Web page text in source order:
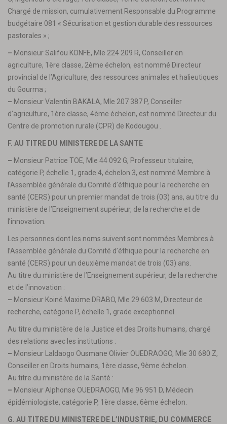
Chargé de mission, cumulativement Responsable du Programme
budgétaire 081 « Sécurisation et gestion durable des ressources
pastorales » ;
– Monsieur Salifou KONFE, Mle 224 209 R, Conseiller en
agriculture, 1ère classe, 2ème échelon, est nommé Directeur
provincial de l’Agriculture, des ressources animales et halieutiques
du Gourma ;
– Monsieur Valentin BAKALA, Mle 207 387 P, Conseiller
d’agriculture, 1ère classe, 4ème échelon, est nommé Directeur du
Centre de promotion rurale (CPR) de Kodougou .
F. AU TITRE DU MINISTERE DE LA SANTE
– Monsieur Patrice TOE, Mle 44 092 G, Professeur titulaire,
catégorie P, échelle 1, grade 4, échelon 3, est nommé Membre à
l’Assemblée générale du Comité d’éthique pour la recherche en
santé (CERS) pour un premier mandat de trois (03) ans, au titre du
ministère de l’Enseignement supérieur, de la recherche et de
l’innovation.
Les personnes dont les noms suivent sont nommées Membres à
l’Assemblée générale du Comité d’éthique pour la recherche en
santé (CERS) pour un deuxième mandat de trois (03) ans.
Au titre du ministère de l’Enseignement supérieur, de la recherche
et de l’innovation :
– Monsieur Koiné Maxime DRABO, Mle 29 603 M, Directeur de
recherche, catégorie P, échelle 1, grade exceptionnel.
Au titre du ministère de la Justice et des Droits humains, chargé
des relations avec les institutions :
– Monsieur Laldaogo Ousmane Olivier OUEDRAOGO, Mle 30 680 Z,
Conseiller en Droits humains, 1ère classe, 9ème échelon.
Au titre du ministère de la Santé :
– Monsieur Alphonse OUEDRAOGO, Mle 96 951 D, Médecin
épidémiologiste, catégorie P, 1ère classe, 6ème échelon.
G. AU TITRE DU MINISTERE DE L’INDUSTRIE, DU COMMERCE